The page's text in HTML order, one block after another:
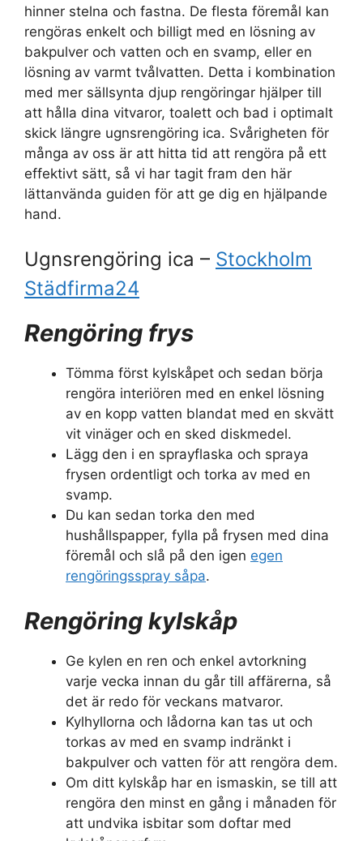
hinner stelna och fastna. De flesta föremål kan
rengöras enkelt och billigt med en lösning av
bakpulver och vatten och en svamp, eller en
lösning av varmt tvålvatten. Detta i kombination
med mer sällsynta djup rengöringar hjälper till
att hålla dina vitvaror, toalett och bad i optimalt
skick längre ugnsrengöring ica. Svårigheten för
många av oss är att hitta tid att rengöra på ett
effektivt sätt, så vi har tagit fram den här
lättanvända guiden för att ge dig en hjälpande
hand.
Ugnsrengöring ica – Stockholm
Städfirma24
Rengöring frys
Tömma först kylskåpet och sedan börja
rengöra interiören med en enkel lösning
av en kopp vatten blandat med en skvätt
vit vinäger och en sked diskmedel.
Lägg den i en sprayflaska och spraya
frysen ordentligt och torka av med en
svamp.
Du kan sedan torka den med
hushållspapper, fylla på frysen med dina
föremål och slå på den igen egen
rengöringsspray såpa.
Rengöring kylskåp
Ge kylen en ren och enkel avtorkning
varje vecka innan du går till affärerna, så
det är redo för veckans matvaror.
Kylhyllorna och lådorna kan tas ut och
torkas av med en svamp indränkt i
bakpulver och vatten för att rengöra dem.
Om ditt kylskåp har en ismaskin, se till att
rengöra den minst en gång i månaden för
att undvika isbitar som doftar med